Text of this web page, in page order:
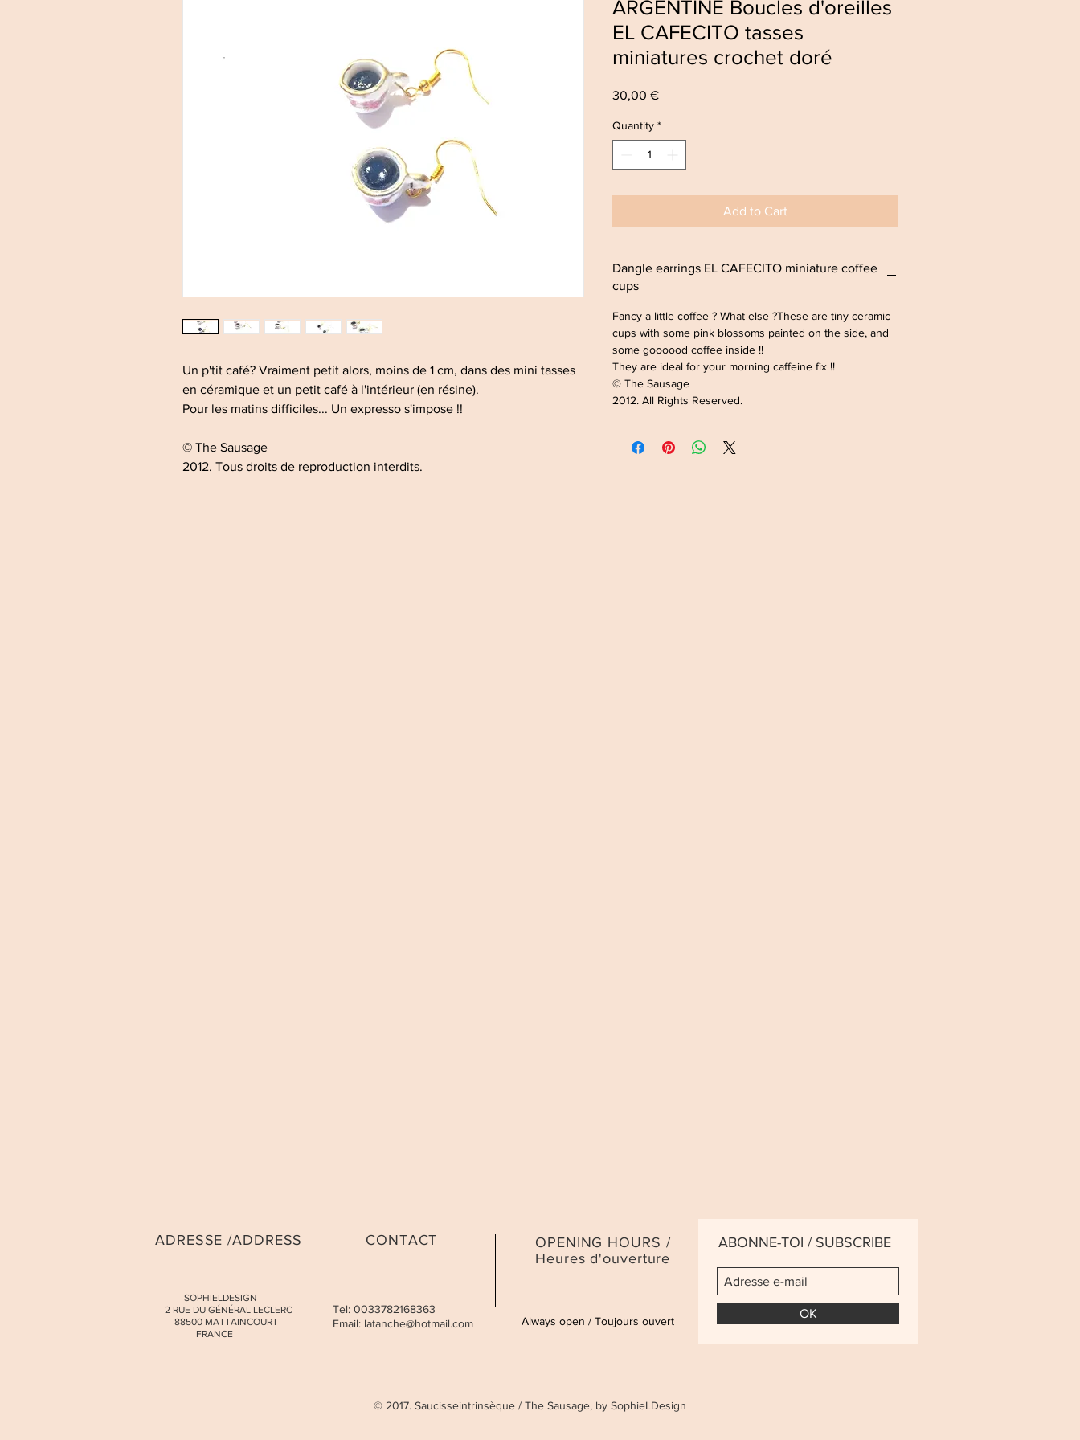
Un p'tit café? Vraiment petit alors, moins de 1 cm, dans des mini tasses
en céramique et un petit café à l'intérieur (en résine).
Pour les matins difficiles... Un expresso s'impose !!
© The Sausage
2012. Tous droits de reproduction interdits.
ARGENTINE Boucles d'oreilles
EL CAFECITO tasses
miniatures crochet doré
30,00 €Price
Quantity *
Add to Cart
Dangle earrings EL CAFECITO miniature coffee
cups
Fancy a little coffee ? What else ?These are tiny ceramic
cups with some pink blossoms painted on the side, and
some goooood coffee inside !!
They are ideal for your morning caffeine fix !!
© The Sausage
2012. All Rights Reserved.
ADRESSE /ADDRESS
SOPHIELDESIGN
2 RUE DU GÉNÉRAL LECLERC
88500 MATTAINCOURT
FRANCE
CONTACT
Tel: 0033782168363
Email: latanche@hotmail.com
OPENING HOURS /
Heures d'ouverture
Always open / Toujours ouvert
ABONNE-TOI / SUBSCRIBE
OK
© 2017. Saucisseintrinsèque / The Sausage, by SophieLDesign